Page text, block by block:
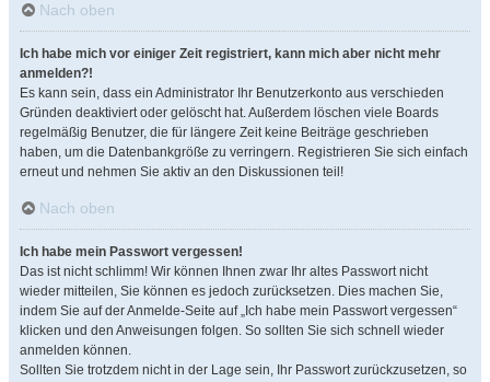
Nach oben
Ich habe mich vor einiger Zeit registriert, kann mich aber nicht mehr
anmelden?!
Es kann sein, dass ein Administrator Ihr Benutzerkonto aus verschieden
Gründen deaktiviert oder gelöscht hat. Außerdem löschen viele Boards
regelmäßig Benutzer, die für längere Zeit keine Beiträge geschrieben
haben, um die Datenbankgröße zu verringern. Registrieren Sie sich einfach
erneut und nehmen Sie aktiv an den Diskussionen teil!
Nach oben
Ich habe mein Passwort vergessen!
Das ist nicht schlimm! Wir können Ihnen zwar Ihr altes Passwort nicht
wieder mitteilen, Sie können es jedoch zurücksetzen. Dies machen Sie,
indem Sie auf der Anmelde-Seite auf „Ich habe mein Passwort vergessen“
klicken und den Anweisungen folgen. So sollten Sie sich schnell wieder
anmelden können.
Sollten Sie trotzdem nicht in der Lage sein, Ihr Passwort zurückzusetzen, so